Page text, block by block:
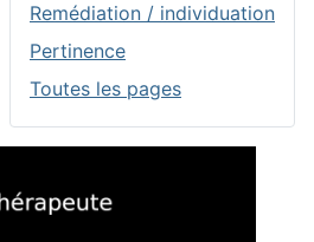
Remédiation / individuation
Pertinence
Toutes les pages